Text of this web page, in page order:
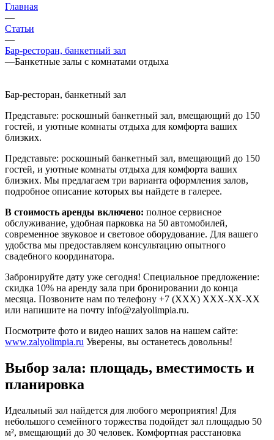
Главная
—
Статьи
—
Бар-ресторан, банкетный зал
—Банкетные залы с комнатами отдыха
Бар-ресторан, банкетный зал
Представьте: роскошный банкетный зал, вмещающий до 150
гостей, и уютные комнаты отдыха для комфорта ваших
близких.
Представьте: роскошный банкетный зал, вмещающий до 150
гостей, и уютные комнаты отдыха для комфорта ваших
близких. Мы предлагаем три варианта оформления залов,
подробное описание которых вы найдете в галерее.
В стоимость аренды включено: полное сервисное
обслуживание, удобная парковка на 50 автомобилей,
современное звуковое и световое оборудование. Для вашего
удобства мы предоставляем консультацию опытного
свадебного координатора.
Забронируйте дату уже сегодня! Специальное предложение:
скидка 10% на аренду зала при бронировании до конца
месяца. Позвоните нам по телефону +7 (XXX) XXX-XX-XX
или напишите на почту info@zalyolimpia.ru.
Посмотрите фото и видео наших залов на нашем сайте:
www.zalyolimpia.ru Уверены, вы останетесь довольны!
Выбор зала: площадь, вместимость и
планировка
Идеальный зал найдется для любого мероприятия! Для
небольшого семейного торжества подойдет зал площадью 50
м², вмещающий до 30 человек. Комфортная расстановка